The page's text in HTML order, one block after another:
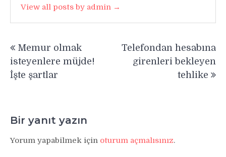
View all posts by admin →
gezinmesi
Memur olmak
isteyenlere müjde!
İşte şartlar
Telefondan hesabına
girenleri bekleyen
tehlike
Bir yanıt yazın
Yorum yapabilmek için oturum açmalısınız.